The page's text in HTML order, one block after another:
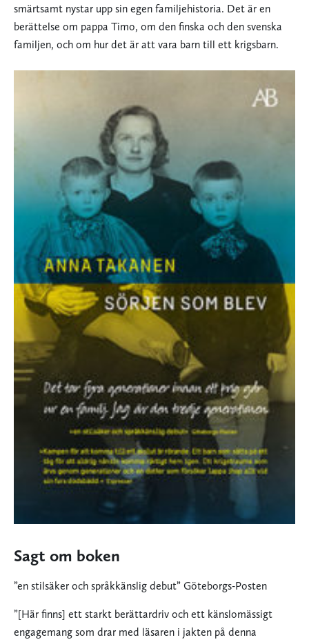
smärtsamt nystar upp sin egen familjehistoria. Det är en
berättelse om pappa Timo, om den finska och den svenska
familj­en, och om hur det är att vara barn till ett krigsbarn.
Sagt om boken
”en stilsäker och språkkänslig debut” Göteborgs-Posten
”[Här finns] ett starkt berättardriv och ett känslomässigt
engagemang som drar med läsaren i jakten på denna